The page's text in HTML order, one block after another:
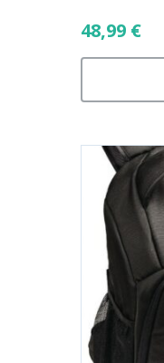
48,99 €